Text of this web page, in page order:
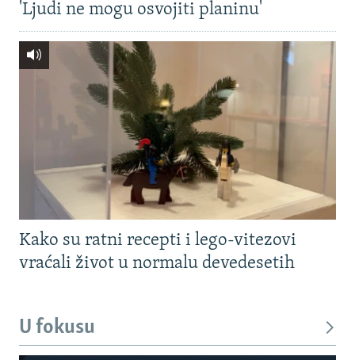
'Ljudi ne mogu osvojiti planinu'
Kako su ratni recepti i lego-vitezovi
vraćali život u normalu devedesetih
U fokusu